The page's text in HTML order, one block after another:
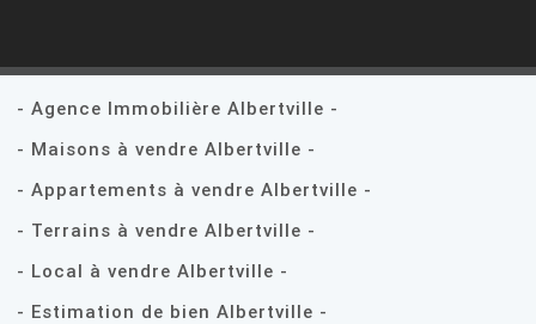
- Agence Immobilière Albertville -
- Maisons à vendre Albertville -
- Appartements à vendre Albertville -
- Terrains à vendre Albertville -
- Local à vendre Albertville -
- Estimation de bien Albertville -